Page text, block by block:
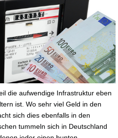
die aufwendige Infrastruktur eben
ist. Wo sehr viel Geld in den
sich dies ebenfalls in den
tummeln sich in Deutschland